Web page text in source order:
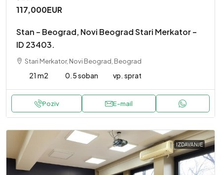
117,000EUR
Stan – Beograd, Novi Beograd Stari Merkator –
ID 23403.
Stari Merkator, Novi Beograd, Beograd
21 m2 0.5 soban vp. sprat
Poziv E-mail
IZDAVANJE